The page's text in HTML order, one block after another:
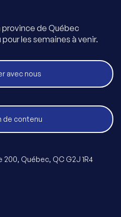
province de Québec
les semaines à venir.
avec nous
de contenu
Québec, QC G2J 1R4